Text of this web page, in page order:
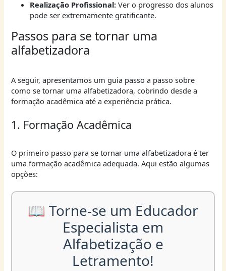
Realização Profissional:Ver o progresso dos alunos
pode ser extremamente gratificante.
Passos para se tornar uma
alfabetizadora
A seguir, apresentamos um guia passo a passo sobre
como se tornar uma alfabetizadora, cobrindo desde a
formação acadêmica até a experiência prática.
1. Formação Acadêmica
O primeiro passo para se tornar uma alfabetizadora é ter
uma formação acadêmica adequada. Aqui estão algumas
opções:
📖 Torne-se um Educador
Especialista em
Alfabetização e
Letramento!